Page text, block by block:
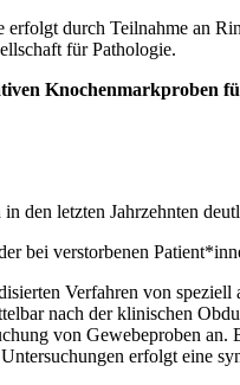
durch Teilnahme an
für Pathologie.
Knochenmarkproben
den letzten Jahrzehnten
bei verstorbenen
Verfahren von
nach der klinischen
von Gewebeproben
erfolgt eine